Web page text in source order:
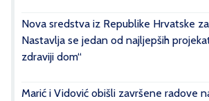
Nova sredstva iz Republike Hrvatske
Nastavlja se jedan od najljepših
zdraviji dom“
Marić i Vidović obišli završene radove